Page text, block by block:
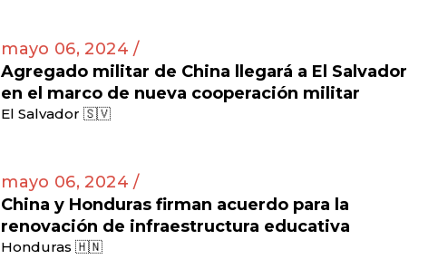
mayo 06, 2024 /
Agregado militar de China llegará a El Salvador
en el marco de nueva cooperación militar
El Salvador 🇸🇻
mayo 06, 2024 /
China y Honduras firman acuerdo para la
renovación de infraestructura educativa
Honduras 🇭🇳